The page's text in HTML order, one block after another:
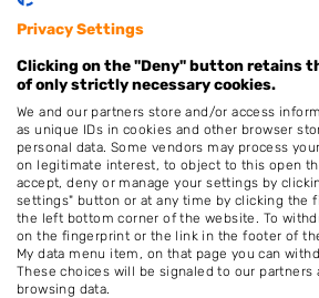
Damwâld
Driezum
Foudgum
Sibrandahûs
Rinsumageast
Privacy Settings
Clicking on the "Deny" button retains
of only strictly necessary cookies.
We and our partners store and/or access
as unique IDs in cookies and other browser
personal data. Some vendors may process
on legitimate interest, to object to this open
accept, deny or manage your settings by
settings" button or at any time by clicking the
the left bottom corner of the website. To
on the fingerprint or the link in the footer of
My data menu item, on that page you can
These choices will be signaled to our partners
browsing data.